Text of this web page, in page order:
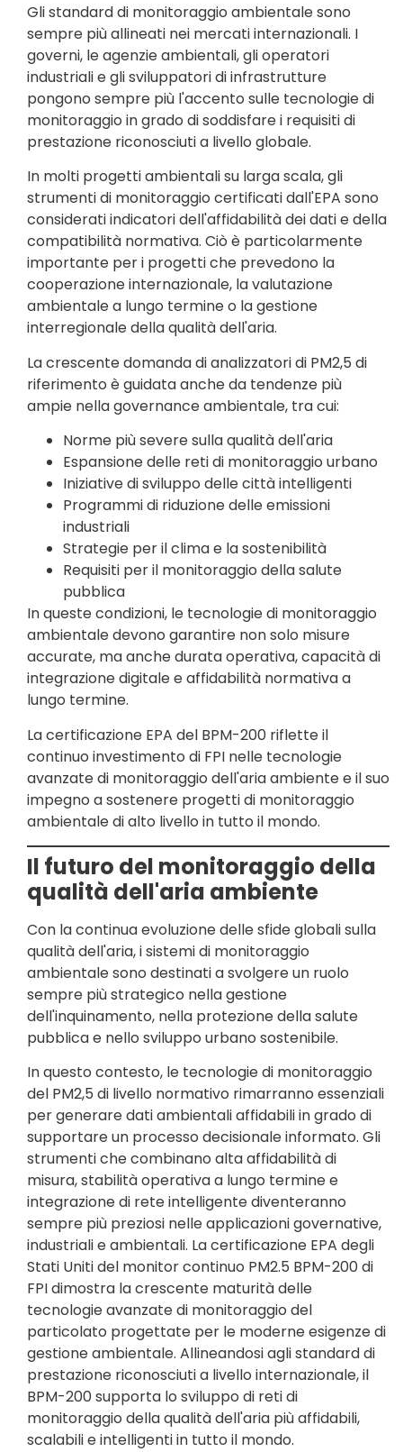
Gli standard di monitoraggio ambientale sono
sempre più allineati nei mercati internazionali. I
governi, le agenzie ambientali, gli operatori
industriali e gli sviluppatori di infrastrutture
pongono sempre più l'accento sulle tecnologie di
monitoraggio in grado di soddisfare i requisiti di
prestazione riconosciuti a livello globale.
In molti progetti ambientali su larga scala, gli
strumenti di monitoraggio certificati dall'EPA sono
considerati indicatori dell'affidabilità dei dati e della
compatibilità normativa. Ciò è particolarmente
importante per i progetti che prevedono la
cooperazione internazionale, la valutazione
ambientale a lungo termine o la gestione
interregionale della qualità dell'aria.
La crescente domanda di analizzatori di PM2,5 di
riferimento è guidata anche da tendenze più
ampie nella governance ambientale, tra cui:
Norme più severe sulla qualità dell'aria
Espansione delle reti di monitoraggio urbano
Iniziative di sviluppo delle città intelligenti
Programmi di riduzione delle emissioni
industriali
Strategie per il clima e la sostenibilità
Requisiti per il monitoraggio della salute
pubblica
In queste condizioni, le tecnologie di monitoraggio
ambientale devono garantire non solo misure
accurate, ma anche durata operativa, capacità di
integrazione digitale e affidabilità normativa a
lungo termine.
La certificazione EPA del BPM-200 riflette il
continuo investimento di FPI nelle tecnologie
avanzate di monitoraggio dell'aria ambiente e il suo
impegno a sostenere progetti di monitoraggio
ambientale di alto livello in tutto il mondo.
Il futuro del monitoraggio della
qualità dell'aria ambiente
Con la continua evoluzione delle sfide globali sulla
qualità dell'aria, i sistemi di monitoraggio
ambientale sono destinati a svolgere un ruolo
sempre più strategico nella gestione
dell'inquinamento, nella protezione della salute
pubblica e nello sviluppo urbano sostenibile.
In questo contesto, le tecnologie di monitoraggio
del PM2,5 di livello normativo rimarranno essenziali
per generare dati ambientali affidabili in grado di
supportare un processo decisionale informato. Gli
strumenti che combinano alta affidabilità di
misura, stabilità operativa a lungo termine e
integrazione di rete intelligente diventeranno
sempre più preziosi nelle applicazioni governative,
industriali e ambientali. La certificazione EPA degli
Stati Uniti del monitor continuo PM2.5 BPM-200 di
FPI dimostra la crescente maturità delle
tecnologie avanzate di monitoraggio del
particolato progettate per le moderne esigenze di
gestione ambientale. Allineandosi agli standard di
prestazione riconosciuti a livello internazionale, il
BPM-200 supporta lo sviluppo di reti di
monitoraggio della qualità dell'aria più affidabili,
scalabili e intelligenti in tutto il mondo.